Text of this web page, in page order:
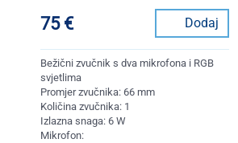
75 € Dodaj
Bežični zvučnik s dva mikrofona i RGB
svjetlima
Promjer zvučnika: 66 mm
Količina zvučnika: 1
Izlazna snaga: 6 W
Mikrofon: